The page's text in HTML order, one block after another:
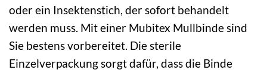
oder ein Insektenstich, der sofort behandelt
werden muss. Mit einer Mubitex Mullbinde sind
Sie bestens vorbereitet. Die sterile
Einzelverpackung sorgt dafür, dass die Binde